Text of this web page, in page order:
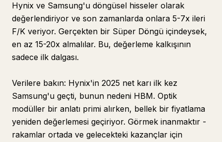
Hynix ve Samsung'u döngüsel hisseler olarak
değerlendiriyor ve son zamanlarda onlara 5-7x ileri
F/K veriyor. Gerçekten bir Süper Döngü içindeysek,
en az 15-20x almalılar. Bu, değerleme kalkışının
sadece ilk dalgası.
Verilere bakın: Hynix'in 2025 net karı ilk kez
Samsung'u geçti, bunun nedeni HBM. Optik
modüller bir anlatı primi alırken, bellek bir fiyatlama
yeniden değerlemesi geçiriyor. Görmek inanmaktır -
rakamlar ortada ve gelecekteki kazançlar için